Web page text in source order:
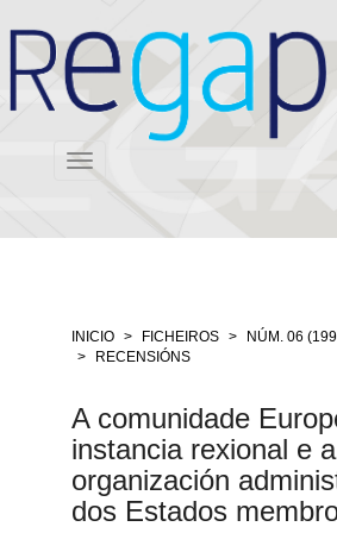
rápido
contido
da
Navegación
principal
Toggle
navigation
INICIO FICHEIROS
NÚM. 06
RECENSIÓNS
A comunidade
instancia rexional e a
organización
dos Estados